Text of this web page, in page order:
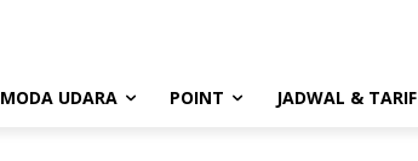
MODA UDARA POINT JADWAL & TARIF